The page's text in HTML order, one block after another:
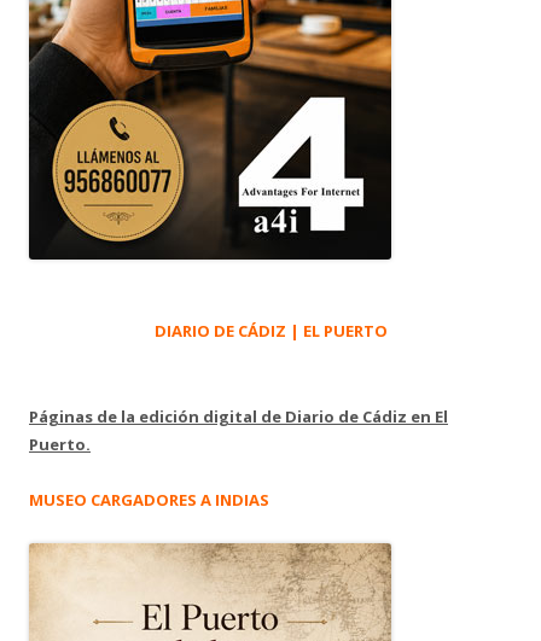
DIARIO DE CÁDIZ | EL PUERTO
Páginas de la edición digital de Diario de Cádiz en El
Puerto.
MUSEO CARGADORES A INDIAS